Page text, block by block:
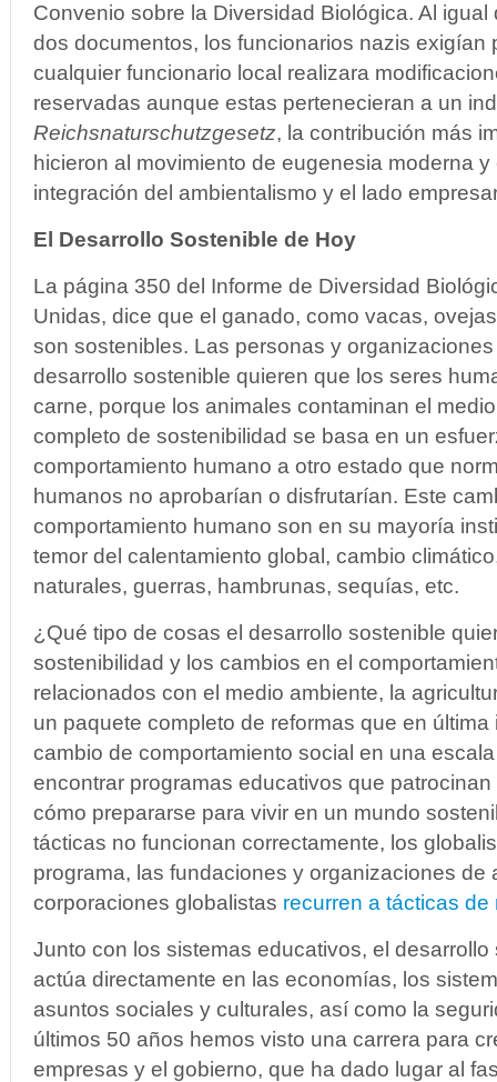
Convenio sobre la Diversidad Biológica. Al
dos documentos, los funcionarios nazis exigían
cualquier funcionario local realizara
reservadas aunque estas pertenecieran a un
Reichsnaturschutzgesetz, la contribución más
hicieron al movimiento de eugenesia moderna
integración del ambientalismo y el lado
El Desarrollo Sostenible de Hoy
La página 350 del Informe de Diversidad
Unidas, dice que el ganado, como vacas,
son sostenibles. Las personas y
desarrollo sostenible quieren que los seres
carne, porque los animales contaminan el
completo de sostenibilidad se basa en un
comportamiento humano a otro estado que
humanos no aprobarían o disfrutarían. Este
comportamiento humano son en su mayoría
temor del calentamiento global, cambio
naturales, guerras, hambrunas, sequías, etc.
¿Qué tipo de cosas el desarrollo sostenible
sostenibilidad y los cambios en el
relacionados con el medio ambiente, la
un paquete completo de reformas que en
cambio de comportamiento social en una
encontrar programas educativos que
cómo prepararse para vivir en un mundo
tácticas no funcionan correctamente, los
programa, las fundaciones y organizaciones de
corporaciones globalistas recurren a tácticas de
Junto con los sistemas educativos, el
actúa directamente en las economías, los
asuntos sociales y culturales, así como la
últimos 50 años hemos visto una carrera para
empresas y el gobierno, que ha dado lugar al